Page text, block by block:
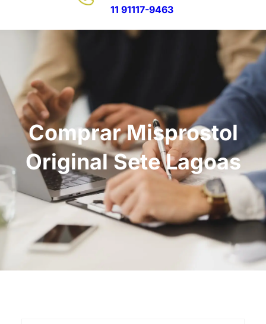
11 91117-9463
Comprar Misprostol
Original Sete Lagoas